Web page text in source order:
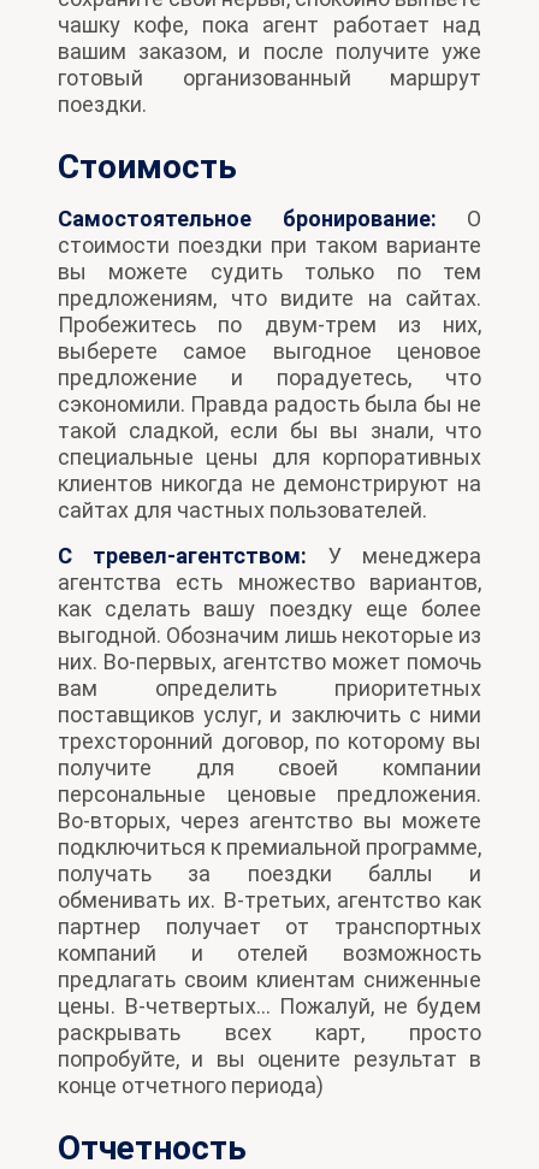
чашку кофе, пока агент работает над
вашим заказом, и после получите уже
готовый организованный маршрут
поездки.
Стоимость
Самостоятельное бронирование:
О
стоимости поездки при таком варианте
вы можете судить только по тем
предложениям, что видите на сайтах.
Пробежитесь по двум-трем из них,
выберете самое выгодное ценовое
предложение и порадуетесь, что
сэкономили. Правда радость была бы не
такой сладкой, если бы вы знали, что
специальные цены для корпоративных
клиентов никогда не демонстрируют на
сайтах для частных пользователей.
С тревел-агентством:
У менеджера
агентства есть множество вариантов,
как сделать вашу поездку еще более
выгодной. Обозначим лишь некоторые из
них. Во-первых, агентство может помочь
вам определить приоритетных
поставщиков услуг, и заключить с ними
трехсторонний договор, по которому вы
получите для своей компании
персональные ценовые предложения.
Во-вторых, через агентство вы можете
подключиться к премиальной программе,
получать за поездки баллы и
обменивать их. В-третьих, агентство как
партнер получает от транспортных
компаний и отелей возможность
предлагать своим клиентам сниженные
цены. В-четвертых… Пожалуй, не будем
раскрывать всех карт, просто
попробуйте, и вы оцените результат в
конце отчетного периода)
Отчетность